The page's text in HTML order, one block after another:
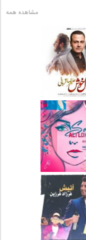
مشاهده همه
جدید علیرضا
بنام خیال خوش
آهنگ جدید علی
بنام صورت